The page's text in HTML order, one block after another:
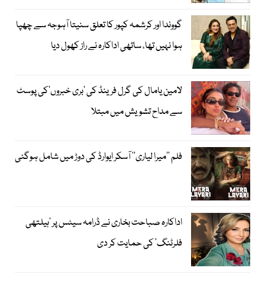
گووندا اور کرشمہ کپور کا تعلق سنیتا آہوجہ سے چھپا
ہوا نہیں تھا، ساتھی اداکارہ نے راز کھول دیا
لامین یامال کی گرل فرینڈ کی ’بری خبروں‘کی پوسٹ
سے مداح تشویش میں مبتلا
فلم ’’میرا لیاری‘‘ آسکر ایوارڈ کی دوڑ میں شامل ہوگئی
اداکارہ صباحت بخاری نے ڈرامہ سیٹس پر ’ہیلتھی
فلرٹنگ‘ کی حمایت کر دی